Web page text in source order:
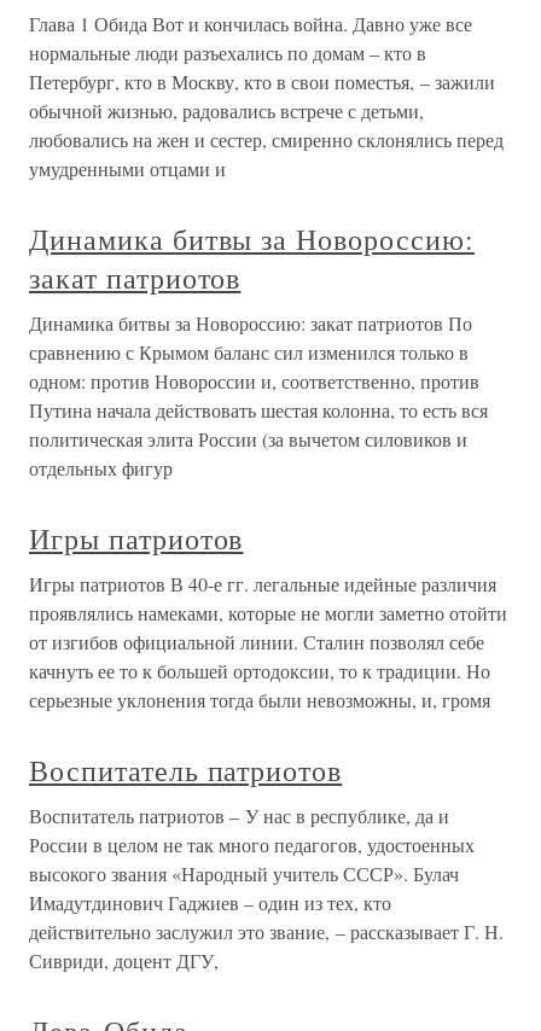
Глава 1 Обида Вот и кончилась война. Давно уже все
нормальные люди разъехались по домам – кто в
Петербург, кто в Москву, кто в свои поместья, – зажили
обычной жизнью, радовались встрече с детьми,
любовались на жен и сестер, смиренно склонялись перед
умудренными отцами и
Динамика битвы за Новороссию:
закат патриотов
Динамика битвы за Новороссию: закат патриотов По
сравнению с Крымом баланс сил изменился только в
одном: против Новороссии и, соответственно, против
Путина начала действовать шестая колонна, то есть вся
политическая элита России (за вычетом силовиков и
отдельных фигур
Игры патриотов
Игры патриотов В 40-е гг. легальные идейные различия
проявлялись намеками, которые не могли заметно отойти
от изгибов официальной линии. Сталин позволял себе
качнуть ее то к большей ортодоксии, то к традиции. Но
серьезные уклонения тогда были невозможны, и, громя
Воспитатель патриотов
Воспитатель патриотов – У нас в республике, да и
России в целом не так много педагогов, удостоенных
высокого звания «Народный учитель СССР». Булач
Имадутдинович Гаджиев – один из тех, кто
действительно заслужил это звание, – рассказывает Г. Н.
Сивриди, доцент ДГУ,